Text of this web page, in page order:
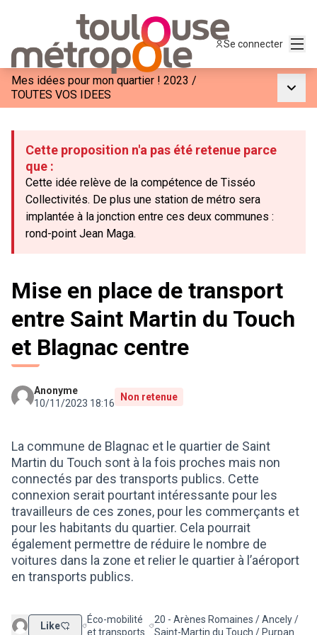
Se connecter
Mes idées pour mon quartier ! 2023 /
TOUTES VOS IDEES
Cette proposition n'a pas été retenue parce
que :
Cette idée relève de la compétence de Tisséo
Collectivités. De plus une station de métro sera
implantée à la jonction entre ces deux communes :
rond-point Jean Maga.
Mise en place de transport
entre Saint Martin du Touch
et Blagnac centre
Anonyme
10/11/2023 18:16
Non retenue
La commune de Blagnac et le quartier de Saint
Martin du Touch sont à la fois proches mais non
connectés par des transports publics. Cette
connexion serait pourtant intéressante pour les
travailleurs de ces zones, pour les commerçants et
pour les habitants du quartier. Cela pourrait
également permettre de réduire le nombre de
voitures dans la zone et relier le quartier à l’aéroport
en transports publics.
Like Filtrer les résultats de la catégorie : Éco-mobilité et
Éco-mobilité
et transports Filtrer les résultats pour le secteur :
20 - Arènes Romaines / Ancely /
Saint-Martin du Touch / Purpan